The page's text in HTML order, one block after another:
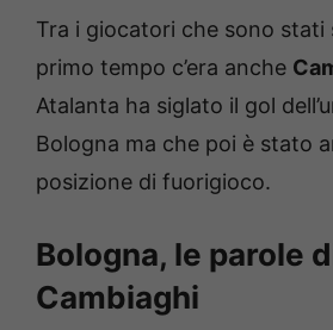
Tra i giocatori che sono stati
primo tempo c’era anche
Atalanta ha siglato il gol
Bologna ma che poi è stato
posizione di fuorigioco.
Bologna, le parole
Cambiaghi